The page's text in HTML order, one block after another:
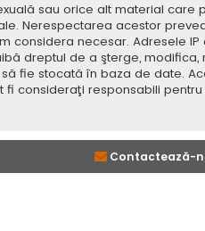
sau orice alt material care
Nerespectarea acestor
considera necesar. Adresele
dreptul de a şterge,
fie stocată în baza de date.
fi consideraţi responsabili
Contactează-